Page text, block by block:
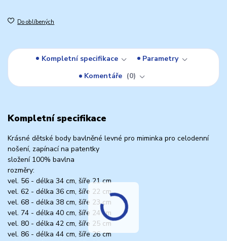
Do oblíbených
Kompletní specifikace
Parametry
Komentáře
0
Kompletní specifikace
Krásné dětské body bavlněné levné pro miminka pro celodenní
nošení, zapínací na patentky
složení 100% bavlna
rozměry:
vel. 56 - délka 34 cm, šíře 21 cm
vel. 62 - délka 36 cm, šíře 22 cm
vel. 68 - délka 38 cm, šíře 23 cm
vel. 74 - délka 40 cm, šíře 24 cm
vel. 80 - délka 42 cm, šíře 25 cm
vel. 86 - délka 44 cm, šíře 26 cm